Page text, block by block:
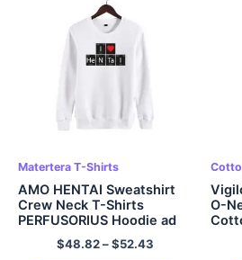
Matertera T-Shirts
AMO HENTAI Sweatshirt
Crew Neck T-Shirts
PERFUSORIUS Hoodie ad
homines et mulieres
Multicolor
$48.82–$52.43
O-